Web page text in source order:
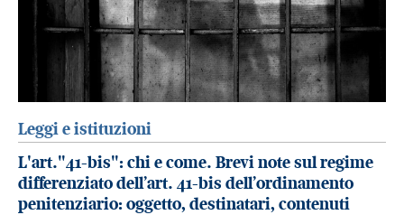
Leggi e istituzioni
L'art."41-bis": chi e come. Brevi note sul regime
differenziato dell’art. 41-bis dell’ordinamento
penitenziario: oggetto, destinatari, contenuti